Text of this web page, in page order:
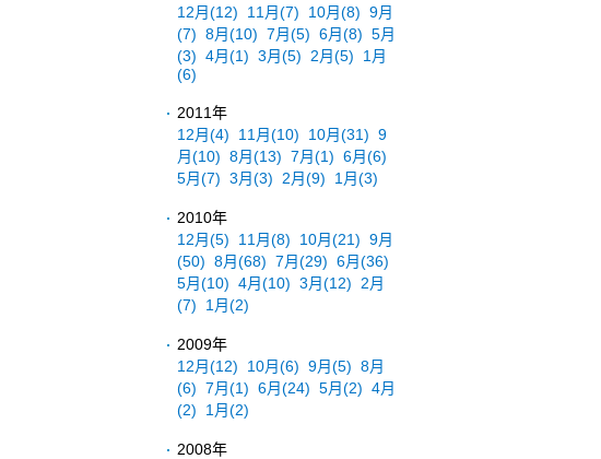
12月(12) 11月(7) 10月(8) 9月
(7) 8月(10) 7月(5) 6月(8) 5月
(3) 4月(1) 3月(5) 2月(5)
1月
(6)
2011年
12月(4) 11月(10) 10月(31) 9
月(10) 8月(13) 7月(1) 6月(6)
5月(7) 3月(3) 2月(9) 1月(3)
2010年
12月(5) 11月(8) 10月(21) 9月
(50) 8月(68) 7月(29) 6月(36)
5月(10) 4月(10) 3月(12)
2月
(7)
1月(2)
2009年
12月(12) 10月(6) 9月(5) 8月
(6) 7月(1) 6月(24) 5月(2) 4月
(2)
1月(2)
2008年